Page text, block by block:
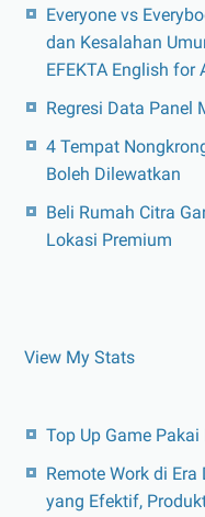
Everyone vs
dan Kesalahan
EFEKTA English for
Regresi Data Panel
4 Tempat
Boleh Dilewatkan
Beli Rumah Citra
Lokasi Premium
View My Stats
Top Up Game
Remote Work di
yang Efektif,